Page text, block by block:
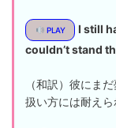
PLAY I still
couldn’t stand
（和訳）彼にま
扱い方には耐えら